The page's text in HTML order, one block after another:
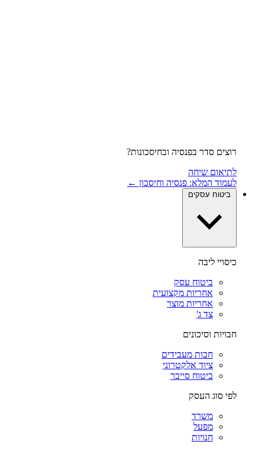
רוצים סדר בפנסיה ובחיסכונות?
לתיאום שיחה
לעמוד המלא: פנסיה וחיסכון ←
ביטוח עסקים
כיסויי ליבה
ביטוח עסק
אחריות מקצועית
אחריות מוצר
צד ג'
חבויות וסיכונים
חבות מעבידים
ציוד אלקטרוני
ביטוח סייבר
לפי סוג העסק
משרד
מפעל
חנויות